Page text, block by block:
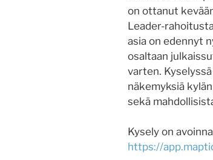
on ottanut
Leader-
asia on edennyt
osaltaan
varten.
näkemyksiä
sekä
Kysely on
https://